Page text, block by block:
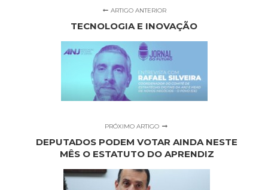
ARTIGO ANTERIOR
TECNOLOGIA E INOVAÇÃO
PRÓXIMO ARTIGO
DEPUTADOS PODEM VOTAR AINDA NESTE
MÊS O ESTATUTO DO APRENDIZ